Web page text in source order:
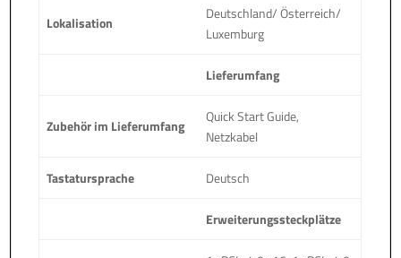
Lokalisation
Deutschland/ Österreich/
Luxemburg
Lieferumfang
Zubehör im Lieferumfang
Quick Start Guide,
Netzkabel
Tastatursprache Deutsch
Erweiterungssteckplätze